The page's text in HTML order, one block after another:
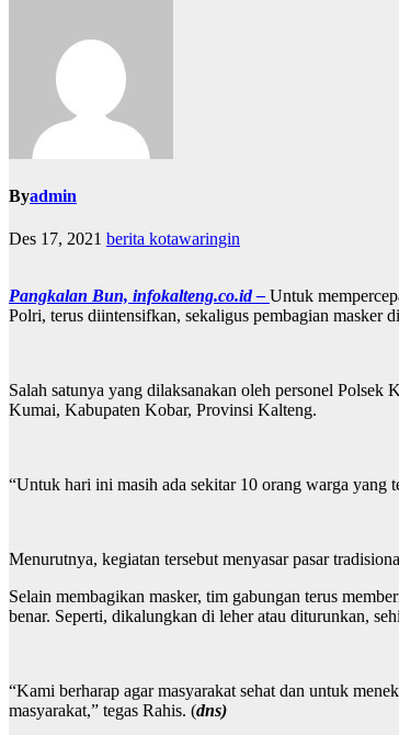
Byadmin
Des 17, 2021 berita kotawaringin
Pangkalan Bun, infokalteng.co.id – Untuk
Polri, terus diintensifkan, sekaligus pembagian masker
Salah satunya yang dilaksanakan oleh personel
Kumai, Kabupaten Kobar, Provinsi Kalteng.
“Untuk hari ini masih ada sekitar 10 orang warga yang
Menurutnya, kegiatan tersebut menyasar pasar
Selain membagikan masker, tim gabungan terus
benar. Seperti, dikalungkan di leher atau diturunkan,
“Kami berharap agar masyarakat sehat dan untuk
masyarakat,” tegas Rahis. (dns)